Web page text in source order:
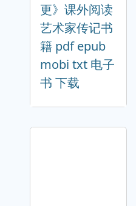
更》课外阅读
艺术家传记书
籍 pdf epub
mobi txt 电子
书 下载